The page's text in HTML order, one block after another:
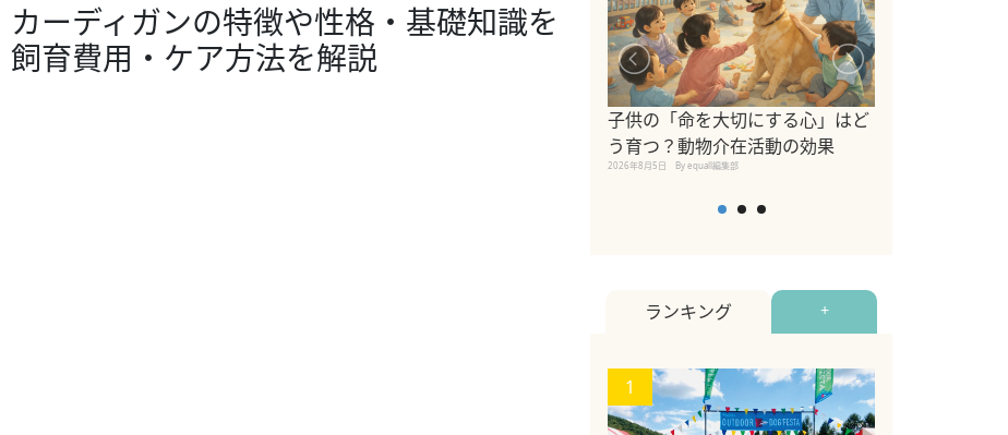
ーディガンの特徴や性格・基礎知識を
育費用・ケア方法を解説
子供の「命を大切にする心」はど
う育つ？動物介在活動の効果
2026年8月5日 By equall編集部
ランキング +
1